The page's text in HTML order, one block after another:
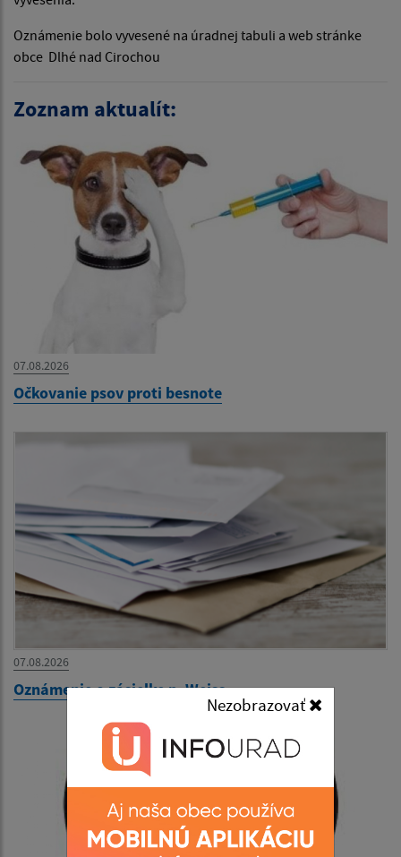
Nezobrazovať
Oznámenie bolo vyvesené na úradnej tabuli a web stránke
obce Dlhé nad Cirochou
Zoznam aktualít:
07.08.2026
Očkovanie psov proti besnote
07.08.2026
Oznámenie o zásielke p. Weiss